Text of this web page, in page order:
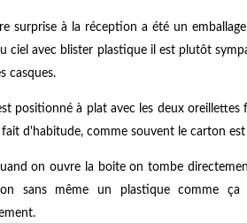
surprise à la réception a été un
ciel avec blister plastique il est plutôt
casques.
positionné à plat avec les deux
fait d'habitude, comme souvent le carton
on ouvre la boite on tombe
sans même un plastique comme